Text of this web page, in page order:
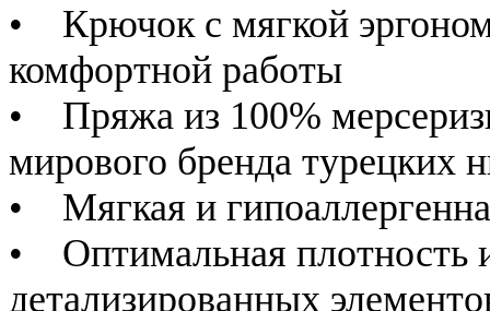
• Крючок с мягкой
комфортной работы
• Пряжа из 100%
мирового бренда турецких
• Мягкая и
• Оптимальная плотность
детализированных